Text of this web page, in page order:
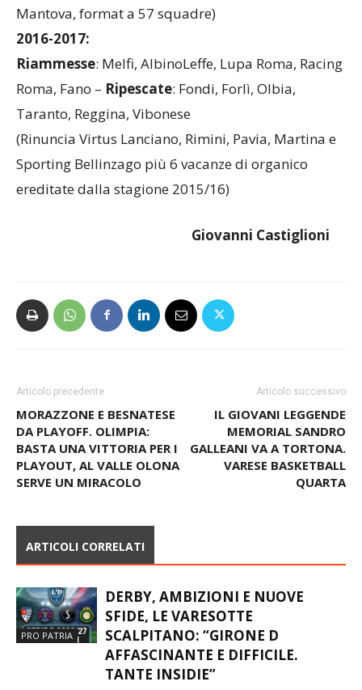
Mantova, format a 57 squadre)
2016-2017:
Riammesse: Melfi, AlbinoLeffe, Lupa Roma, Racing
Roma, Fano – Ripescate: Fondi, Forlì, Olbia,
Taranto, Reggina, Vibonese
(Rinuncia Virtus Lanciano, Rimini, Pavia, Martina e
Sporting Bellinzago più 6 vacanze di organico
ereditate dalla stagione 2015/16)
Giovanni Castiglioni
Articolo precedente
MORAZZONE E BESNATESE
DA PLAYOFF. OLIMPIA:
BASTA UNA VITTORIA PER I
PLAYOUT, AL VALLE OLONA
SERVE UN MIRACOLO
Articolo successivo
IL GIOVANI LEGGENDE
MEMORIAL SANDRO
GALLEANI VA A TORTONA.
VARESE BASKETBALL
QUARTA
ARTICOLI CORRELATI
PRO PATRIA
DERBY, AMBIZIONI E NUOVE
SFIDE, LE VARESOTTE
SCALPITANO: “GIRONE D
AFFASCINANTE E DIFFICILE.
TANTE INSIDIE”